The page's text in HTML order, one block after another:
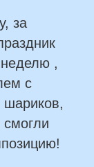
за
,
с
шариков,